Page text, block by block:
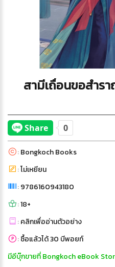
สามีเถื่อนขอสำร
:Bongkoch Books
:โม่เหยียน
:9786160943180
:18+
:คลิกเพื่ออ่านตัวอย่าง
:ซื้อแล้วได้ 30 บีพอยท์
มีอีบุ๊กขายที่ Bongkoch eBook